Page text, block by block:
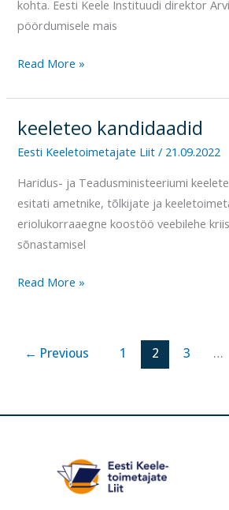
kohta. Eesti Keele Instituudi direktor
pöördumisele mais
Read More »
keeleteo kandidaadid
Eesti Keeletoimetajate Liit/ 21.09.2022
Haridus- ja Teadusministeeriumi
esitati ametnike, tõlkijate ja
eriolukorraaegne koostöö veebilehe
sõnastamisel
keeleteo
kandidaadid
Read More »
← Previous 1 2 3 …